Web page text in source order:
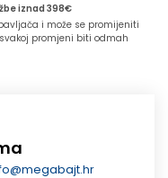
iznad 398€
i može se promijeniti
promjeni biti odmah